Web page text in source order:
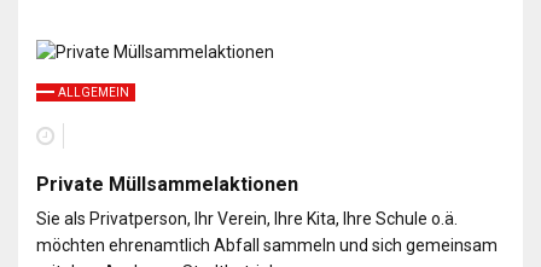
ALLGEMEIN
Private Müllsammelaktionen
Sie als Privatperson, Ihr Verein, Ihre Kita, Ihre Schule o.ä.
möchten ehrenamtlich Abfall sammeln und sich gemeinsam